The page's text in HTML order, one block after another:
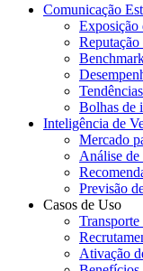
Comunicação
Exposição
Bolhas de
Inteligência de
Mercado
Análise de
Previsão
Casos de Uso
Ativação